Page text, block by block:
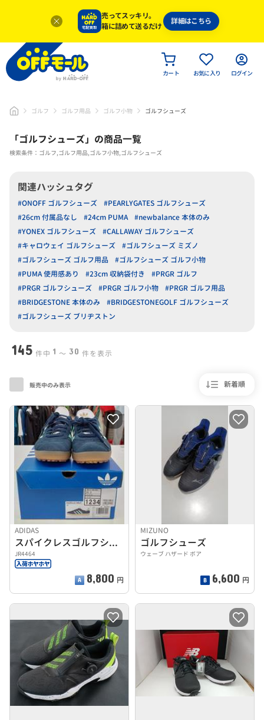
売ってスッキリ。
箱に詰めて送るだけ
詳細はこちら
カート お気に入り ログイン
ゴルフ ゴルフ用品 ゴルフ小物 ゴルフシューズ
「ゴルフシューズ」 の商品一覧
検索条件：ゴルフ,ゴルフ用品,ゴルフ小物,ゴルフシューズ
関連ハッシュタグ
#ONOFF ゴルフシューズ
#PEARLYGATES ゴルフシューズ
#26cm 付属品なし
#24cm PUMA
#newbalance 本体のみ
#YONEX ゴルフシューズ
#CALLAWAY ゴルフシューズ
#キャロウェイ ゴルフシューズ
#ゴルフシューズ ミズノ
#ゴルフシューズ ゴルフ用品
#ゴルフシューズ ゴルフ小物
#PUMA 使用感あり
#23cm 収納袋付き
#PRGR ゴルフ
#PRGR ゴルフシューズ
#PRGR ゴルフ小物
#PRGR ゴルフ用品
#BRIDGESTONE 本体のみ
#BRIDGESTONEGOLF ゴルフシューズ
#ゴルフシューズ ブリヂストン
145 件中 1 〜 30 件を表示
新着順
販売中のみ表示
ADIDAS
スパイクレスゴルフシューズ
JR4464
8,800 円
MIZUNO
ゴルフシューズ
ウェーブ ハザード ボア
6,600 円